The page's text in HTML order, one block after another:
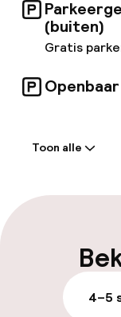
(buiten)
Gratis
Parkeren &
Toon alle
4–5